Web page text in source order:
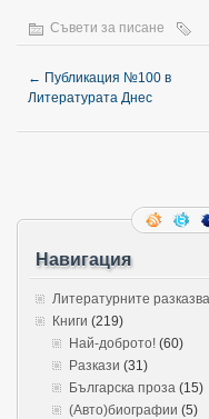
Съвети за писане
← Публикация №100 в
Литературата Днес
Навигация
Литературните
Книги (219)
Най-доброто! (60)
Разкази (31)
Българска проза (15)
(Авто)биографии (5)